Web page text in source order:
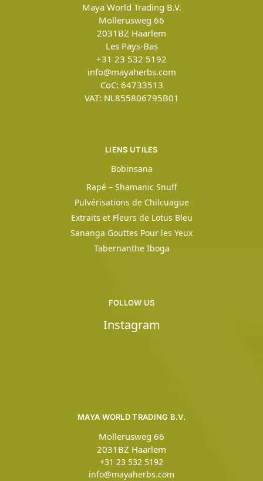
Maya World Trading B.V.
Mollerusweg 66
2031BZ Haarlem
Les Pays-Bas
+31 23 532 5192
info@mayaherbs.com
CoC: 64733513
VAT: NL855806795B01
LIENS UTILES
Bobinsana
Rapé – Shamanic Snuff
Pulvérisations de Chilcuague
Extraits et Fleurs de Lotus Bleu
Sananga Gouttes Pour les Yeux
Tabernanthe Iboga
MAYA WORLD TRADING B.V.
Mollerusweg 66
2031BZ Haarlem
+31 23 532 5192
info@mayaherbs.com
FOLLOW US
Instagram